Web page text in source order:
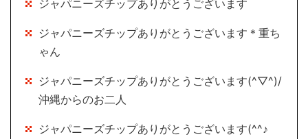
ジャパニーズチップありがとうございます
ジャパニーズチップありがとうございます＊重ち
ゃん
ジャパニーズチップありがとうございます(^▽^)/
沖縄からのお二人
ジャパニーズチップありがとうございます(^^♪